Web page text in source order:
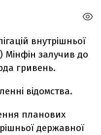
внутрішньої
залучив до
гривень.
відомства.
планових
державної